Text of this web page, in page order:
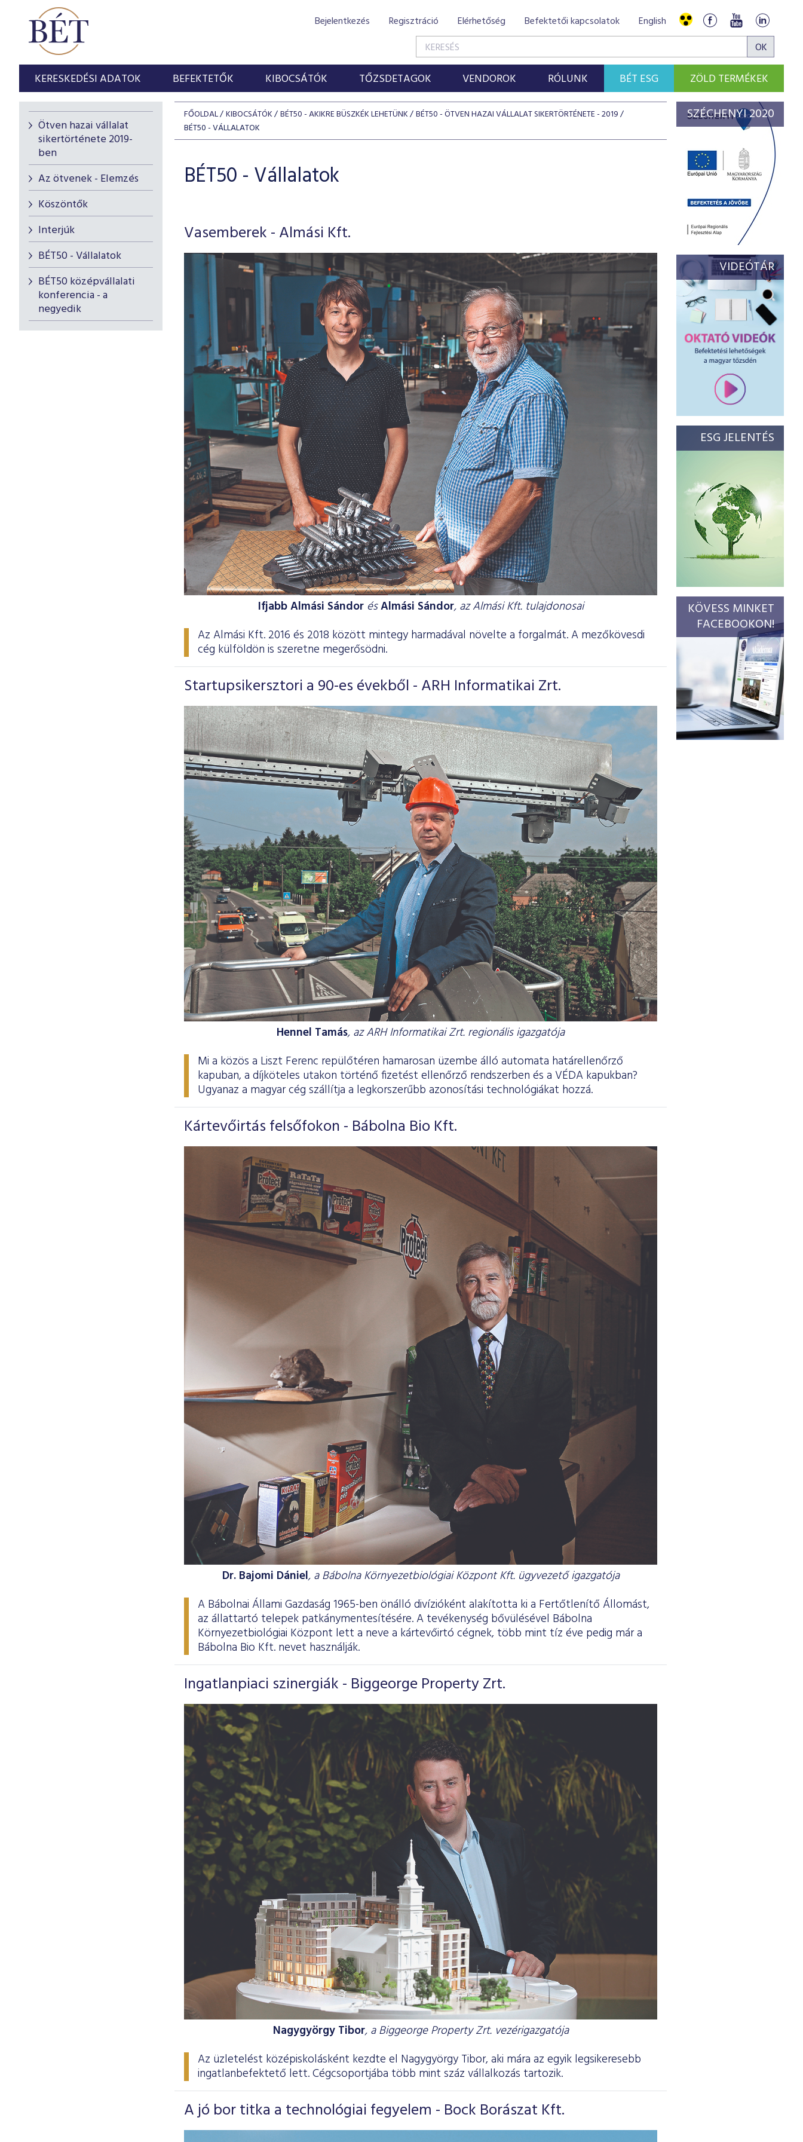
Bejelentkezés Regisztráció Elérhetőség Befektetői kapcsolatok English
KERESKEDÉSI ADATOK BEFEKTETŐK KIBOCSÁTÓK TŐZSDETAGOK VENDOROK RÓLUNK BÉT ESG ZÖLD TERMÉKEK
Ötven hazai vállalat
sikertörténete 2019-
ben
Az ötvenek - Elemzés
Köszöntők
Interjúk
BÉT50 - Vállalatok
BÉT50 középvállalati
konferencia - a
negyedik
FŐOLDAL KIBOCSÁTÓK BÉT50 - AKIKRE BÜSZKÉK LEHETÜNK
BÉT50 - ÖTVEN HAZAI VÁLLALAT SIKERTÖRTÉNETE - 2019
BÉT50 - VÁLLALATOK
BÉT50 - Vállalatok
Vasemberek - Almási Kft.
Ifjabb Almási SándorésAlmási Sándor, az Almási Kft. tulajdonosai
Az Almási Kft. 2016 és 2018 között mintegy harmadával növelte a forgalmát. A mezőkövesdi
cég külföldön is szeretne megerősödni.
Startupsikersztori a 90-es évekből - ARH Informatikai Zrt.
Hennel Tamás, az ARH Informatikai Zrt. regionális igazgatója
Mi a közös a Liszt Ferenc repülőtéren hamarosan üzembe álló automata határellenőrző
kapuban, a díjköteles utakon történő fizetést ellenőrző rendszerben és a VÉDA kapukban?
Ugyanaz a magyar cég szállítja a legkorszerűbb azonosítási technológiákat hozzá.
Kártevőirtás felsőfokon - Bábolna Bio Kft.
Dr. Bajomi Dániel, a Bábolna Környezetbiológiai Központ Kft. ügyvezető igazgatója
A Bábolnai Állami Gazdaság 1965-ben önálló divízióként alakította ki a Fertőtlenítő Állomást,
az állattartó telepek patkánymentesítésére. A tevékenység bővülésével Bábolna
Környezetbiológiai Központ lett a neve a kártevőirtó cégnek, több mint tíz éve pedig már a
Bábolna Bio Kft. nevet használják.
Ingatlanpiaci szinergiák - Biggeorge Property Zrt.
Nagygyörgy Tibor, a Biggeorge Property Zrt. vezérigazgatója
Az üzletelést középiskolásként kezdte el Nagygyörgy Tibor, aki mára az egyik legsikeresebb
ingatlanbefektető lett. Cégcsoportjába több mint száz vállalkozás tartozik.
A jó bor titka a technológiai fegyelem - Bock Borászat Kft.
SZÉCHENYI 2020
VIDEÓTÁR
ESG JELENTÉS
KÖVESS MINKET
FACEBOOKON!